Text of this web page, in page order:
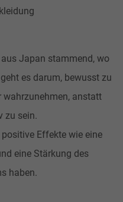
Japan stammend, wo
es darum, bewusst zu
wahrzunehmen, anstatt
zu sein.
Effekte wie eine
eine Stärkung des
haben.